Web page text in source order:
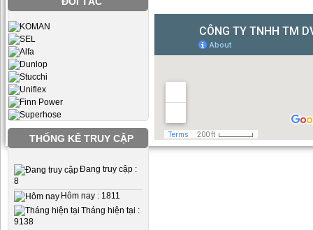
THỐNG KÊ TRUY CẬP
Đang truy cập :
8
Hôm nay : 1811
Tháng hiện tại :
9138